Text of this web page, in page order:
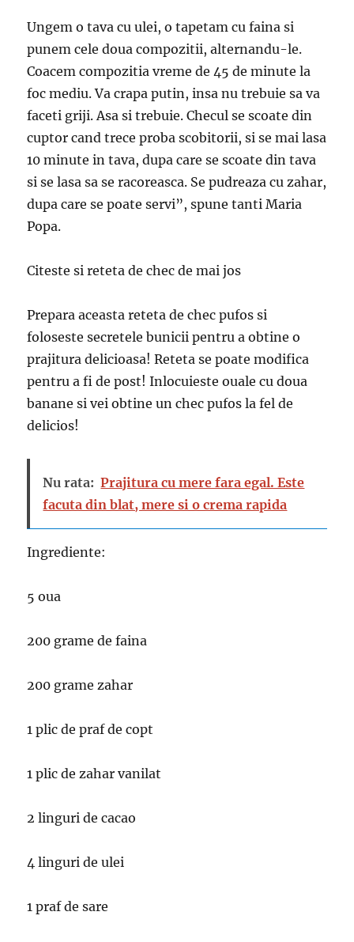
Ungem o tava cu ulei, o tapetam cu faina si
punem cele doua compozitii, alternandu-le.
Coacem compozitia vreme de 45 de minute la
foc mediu. Va crapa putin, insa nu trebuie sa va
faceti griji. Asa si trebuie. Checul se scoate din
cuptor cand trece proba scobitorii, si se mai lasa
10 minute in tava, dupa care se scoate din tava
si se lasa sa se racoreasca. Se pudreaza cu zahar,
dupa care se poate servi”, spune tanti Maria
Popa.
Citeste si reteta de chec de mai jos
Prepara aceasta reteta de chec pufos si
foloseste secretele bunicii pentru a obtine o
prajitura delicioasa! Reteta se poate modifica
pentru a fi de post! Inlocuieste ouale cu doua
banane si vei obtine un chec pufos la fel de
delicios!
Nu rata: Prajitura cu mere fara egal. Este
facuta din blat, mere si o crema rapida
Ingrediente:
5 oua
200 grame de faina
200 grame zahar
1 plic de praf de copt
1 plic de zahar vanilat
2 linguri de cacao
4 linguri de ulei
1 praf de sare